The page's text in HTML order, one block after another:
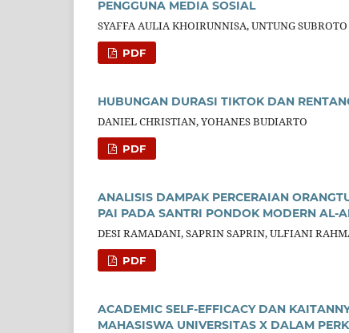
PENGGUNA MEDIA SOSIAL
SYAFFA AULIA KHOIRUNNISA, UNTUNG SUBROTO
PDF
HUBUNGAN DURASI TIKTOK DAN
DANIEL CHRISTIAN, YOHANES BUDIARTO
PDF
ANALISIS DAMPAK PERCERAIAN
PAI PADA SANTRI PONDOK MODERN AL-
DESI RAMADANI, SAPRIN SAPRIN, ULFIANI
PDF
ACADEMIC SELF-EFFICACY DAN
MAHASISWA UNIVERSITAS X DALAM